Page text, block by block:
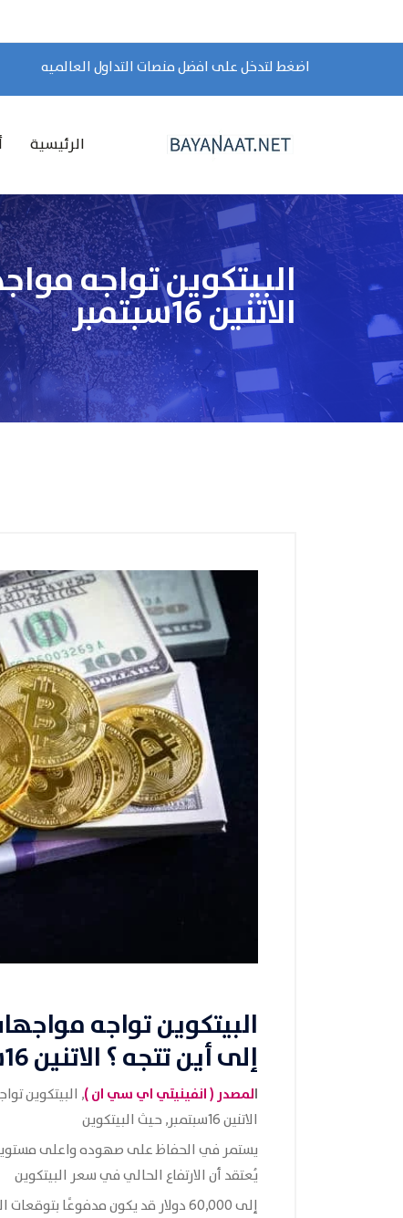
اضغط لتدخل على افضل منصات التداول العالميه
الرئيسية
البيتكوين تواجه
الاتنين 16سبتمبر
البيتكوين تواجه
إلى أين تتجه ؟ الاتنين 16سبتمبر
المصدر (انفينيتي اي سي ان), البيتكوين
الاتنين 16سبتمبر, حيث البيتكوين
يستمر في الحفاظ على صهوده واعلى
يُعتقد أن الارتفاع الحالي في سعر البيتكوين
إلى 60,000 دولار قد يكون مدفوعًا بتوقعات السوق بشأن خفض سعر الفائدة في سبتمبر.